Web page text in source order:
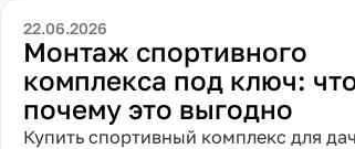
22.06.2026
Монтаж спортивного
комплекса под ключ:
почему это выгодно
Купить спортивный комплекс для